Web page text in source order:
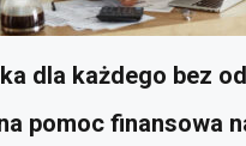
dla każdego bez
pomoc finansowa